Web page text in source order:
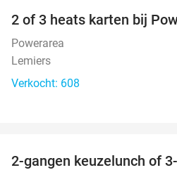
2 of 3 heats karten bij
Powerarea
Lemiers
Verkocht: 608
2-gangen keuzelunch of